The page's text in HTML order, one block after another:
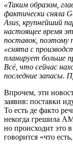
«Таким образом,
фактически сняла
Asus, крупнейший
настоящее время
поставок, поэтому
«снята с
планирует больше
Всё, что сейчас
последние запасы.
Впрочем, эти
заявив: поставки
То есть де факто
некогда грешила
но происходит это
говорится «что